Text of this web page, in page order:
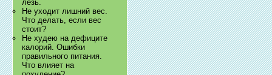
лезь.
Не уходит лишний вес.
Что делать, если вес
стоит?
Не худею на дефиците
калорий. Ошибки
правильного питания.
Что влияет на